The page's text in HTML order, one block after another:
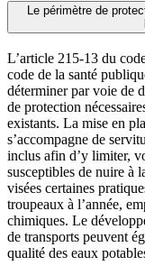
Le périmètre de
L’article 215-13 du
code de la santé
déterminer par voie de
de protection
existants. La mise en
s’accompagne de
inclus afin d’y limiter,
susceptibles de nuire à
visées certaines
troupeaux à l’année,
chimiques. Le
de transports peuvent
qualité des eaux